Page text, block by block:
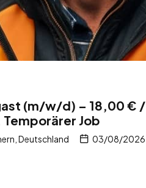
(m/w/d) – 18,00 € /
Job
Deutschland 03/08/2026